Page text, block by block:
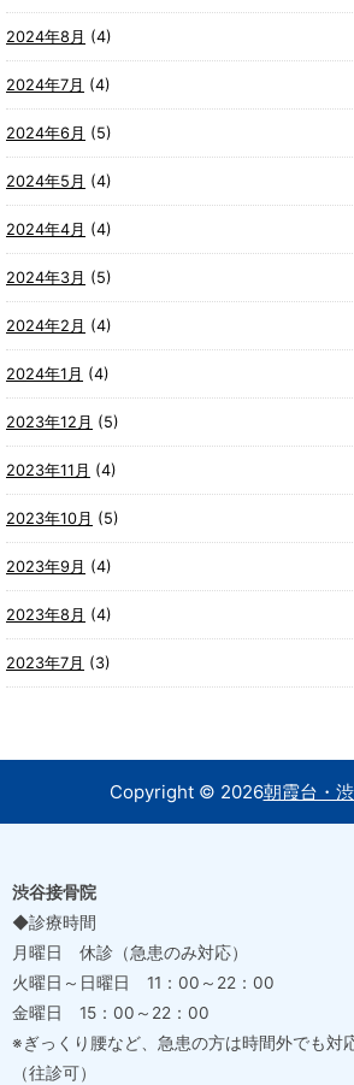
2024年8月 (4)
2024年7月 (4)
2024年6月 (5)
2024年5月 (4)
2024年4月 (4)
2024年3月 (5)
2024年2月 (4)
2024年1月 (4)
2023年12月 (5)
2023年11月 (4)
2023年10月 (5)
2023年9月 (4)
2023年8月 (4)
2023年7月 (3)
Copyright © 2026朝霞台・
渋谷接骨院
◆診療時間
月曜日 休診（急患のみ対応）
火曜日～日曜日 11：00～22：00
金曜日 15：00～22：00
※ぎっくり腰など、急患の方は時間外でも対
（往診可）